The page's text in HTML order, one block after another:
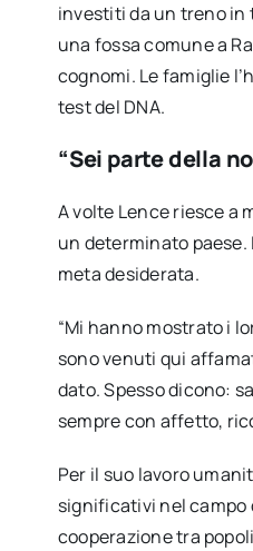
investiti da un treno in
una fossa comune a
cognomi. Le famiglie
test del DNA.
“Sei parte della
A volte Lence riesce
un determinato
meta desiderata.
“Mi hanno mostrato i
sono venuti qui
dato. Spesso dicono:
sempre con affetto,
Per il suo lavoro
significativi nel campo
cooperazione tra